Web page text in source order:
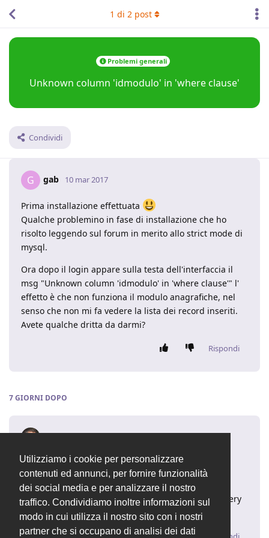
Utilizziamo i cookie per personalizzare
contenuti ed annunci, per fornire funzionalità
dei social media e per analizzare il nostro
traffico. Condividiamo inoltre informazioni sul
modo in cui utilizza il nostro sito con i nostri
partner che si occupano di analisi dei dati
Problemi generali
Unknown column 'idmodulo' in 'where clause'
Condividi
1 di 2post
G gab 10 mar 2017
Prima installazione effettuata
Qualche problemino in fase di installazione che ho
risolto leggendo sul forum in merito allo strict mode di
mysql.
Ora dopo il login appare sulla testa dell'interfaccia il
msg "Unknown column 'idmodulo' in 'where clause'" l'
effetto è che non funziona il modulo anagrafiche, nel
senso che non mi fa vedere la lista dei record inseriti.
Avete qualche dritta da darmi?
Rispondi
7 GIORNI DOPO
fabiop82 17 mar 2017
ciao gab
nella cartella principale del programma cerca il file
"mysql.log", su questo log vengono registrate le query
che generano errori, prova a postarlo